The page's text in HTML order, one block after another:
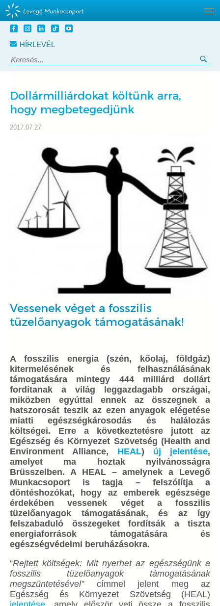
Tovább
tartalomra
HÍRLEVÉL
Keresés:
Dollármilliárdokat költünk arra,
hogy megbetegedjünk
2017.07.27.
Vessenek véget a fosszilis
tüzelőanyagok támogatásának!
A fosszilis energia (szén, kőolaj, földgáz)
kitermelésének és felhasználásának
támogatására mintegy 444 milliárd dollárt
fordítanak a világ leggazdagabb országai,
miközben egyúttal ennek az összegnek a
hatszorosát teszik az ezen anyagok elégetése
miatti egészségkárosodás és halálozás
költségei. Erre a következtetésre jutott az
Egészség és Környezet Szövetség (Health and
Environment Alliance, HEAL) új jelentése,
amelyet ma hoztak nyilvánosságra
Brüsszelben. A HEAL – amelynek a Levegő
Munkacsoport is tagja – felszólítja a
döntéshozókat, hogy az emberek egészsége
érdekében vessenek véget a fosszilis
tüzelőanyagok támogatásának, és az így
felszabaduló összegeket fordítsák a tiszta
energiaforrások támogatására és
egészségvédelmi beruházásokra.
“Rejtett költségek: Mit nyerhet az egészségünk a
fosszilis tüzelőanyagok támogatásának
megszüntetésével”címmel jelent meg az
Egészség és Környezet Szövetség (HEAL)